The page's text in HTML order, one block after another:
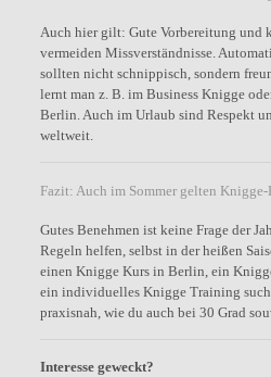
Auch hier gilt: Gute Vorbereitung und
vermeiden Missverständnisse.
sollten nicht schnippisch, sondern
lernt man z. B. im Business Knigge
Berlin. Auch im Urlaub sind Respekt
weltweit.
Fazit: Auch im Sommer gelten Knigge-
Gutes Benehmen ist keine Frage der
Regeln helfen, selbst in der heißen
einen Knigge Kurs in Berlin, ein
ein individuelles Knigge Training
praxisnah, wie du auch bei 30 Grad
Interesse geweckt?